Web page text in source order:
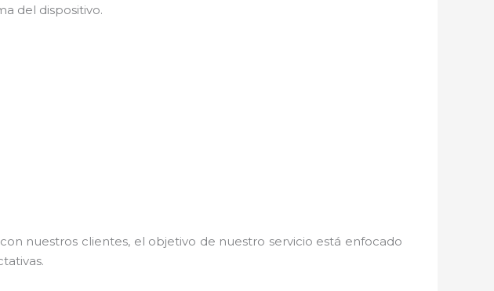
del dispositivo.
nuestros clientes, el objetivo de nuestro servicio está enfocado